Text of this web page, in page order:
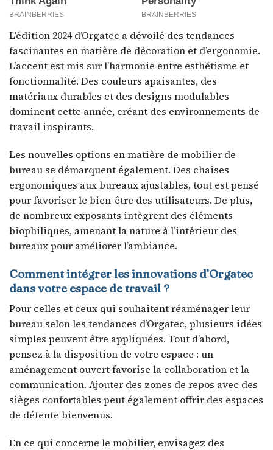
L’édition 2024 d’Orgatec a dévoilé des tendances
fascinantes en matière de décoration et d’ergonomie.
L’accent est mis sur l’harmonie entre esthétisme et
fonctionnalité. Des couleurs apaisantes, des
matériaux durables et des designs modulables
dominent cette année, créant des environnements de
travail inspirants.
Les nouvelles options en matière de mobilier de
bureau se démarquent également. Des chaises
ergonomiques aux bureaux ajustables, tout est pensé
pour favoriser le bien-être des utilisateurs. De plus,
de nombreux exposants intègrent des éléments
biophiliques, amenant la nature à l’intérieur des
bureaux pour améliorer l’ambiance.
Comment intégrer les innovations d’Orgatec
dans votre espace de travail ?
Pour celles et ceux qui souhaitent réaménager leur
bureau selon les tendances d’Orgatec, plusieurs idées
simples peuvent être appliquées. Tout d’abord,
pensez à la disposition de votre espace : un
aménagement ouvert favorise la collaboration et la
communication. Ajouter des zones de repos avec des
sièges confortables peut également offrir des espaces
de détente bienvenus.
En ce qui concerne le mobilier, envisagez des